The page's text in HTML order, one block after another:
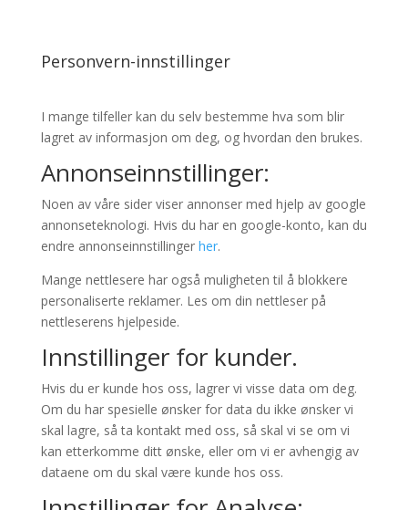
Personvern-innstillinger
I mange tilfeller kan du selv bestemme hva som blir
lagret av informasjon om deg, og hvordan den brukes.
Annonseinnstillinger:
Noen av våre sider viser annonser med hjelp av google
annonseteknologi. Hvis du har en google-konto, kan du
endre annonseinnstillinger her.
Mange nettlesere har også muligheten til å blokkere
personaliserte reklamer. Les om din nettleser på
nettleserens hjelpeside.
Innstillinger for kunder.
Hvis du er kunde hos oss, lagrer vi visse data om deg.
Om du har spesielle ønsker for data du ikke ønsker vi
skal lagre, så ta kontakt med oss, så skal vi se om vi
kan etterkomme ditt ønske, eller om vi er avhengig av
dataene om du skal være kunde hos oss.